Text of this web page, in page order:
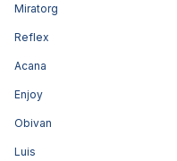
Miratorg
Reflex
Acana
Enjoy
Obivan
Luis